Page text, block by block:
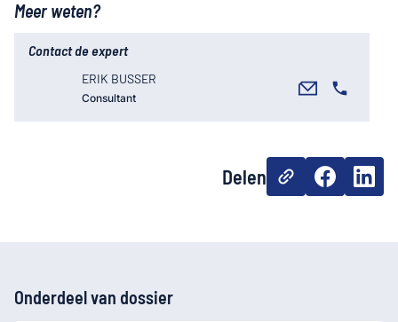
Meer weten?
Contact de expert
ERIK BUSSER
Consultant
Delen
Onderdeel van dossier